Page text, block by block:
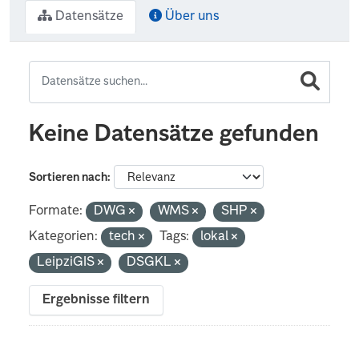
Datensätze Über uns
Keine Datensätze gefunden
Sortieren nach
Formate: DWG WMS
SHP
Kategorien:
tech Tags:
lokal
LeipziGIS
DSGKL
Ergebnisse filtern